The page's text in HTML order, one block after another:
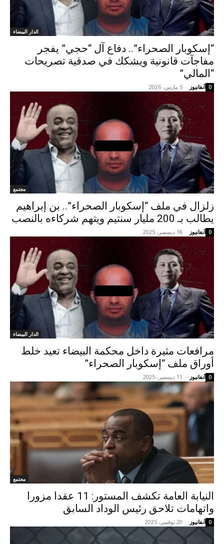
الدار البيضاء
“إسكوبار الصحراء”.. دفاع آل “حجي” يفجر
مفاجآت قانونية ويشكك في صدقية تصريحات
“المالي”
آنفانيوز - 5 مارس، 2026 0
مجتمع
زلزال في ملف “إسكوبار الصحراء”.. بن إبراهيم
يطالب بـ 200 مليار سنتيم ويتهم شركاءه بالنصب
آنفانيوز - 18 ديسمبر، 2025 0
الدار البيضاء
مرافعات مثيرة داخل محكمة البيضاء تعيد خلط
أوراق ملف “إسكوبار الصحراء”
آنفانيوز - 11 ديسمبر، 2025 0
مجتمع
النيابة العامة تكشف المستور: 11 عقدا مزورا
واتهامات تلاحق رئيس الوداد السابق
آنفانيوز - 20 نوفمبر، 2025 0